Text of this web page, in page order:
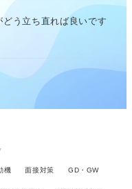
う立ち直れば良いです
機 面接対策 GD・GW